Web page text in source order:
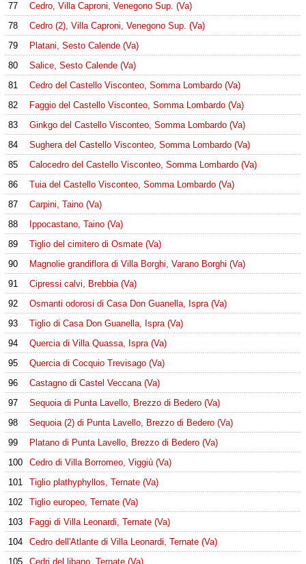
77
Cedro, Villa Caproni, Venegono Sup. (Va)
78
Cedro (2), Villa Caproni, Venegono Sup. (Va)
79
Platani, Sesto Calende (Va)
80
Salice, Sesto Calende (Va)
81
Cedro del Castello Visconteo, Somma Lombardo (Va)
82
Faggio del Castello Visconteo, Somma Lombardo (Va)
83
Ginkgo del Castello Visconteo, Somma Lombardo (Va)
84
Sughera del Castello Visconteo, Somma Lombardo (Va)
85
Calocedro del Castello Visconteo, Somma Lombardo (Va)
86
Tuia del Castello Visconteo, Somma Lombardo (Va)
87
Carpini, Taino (Va)
88
Ippocastano, Taino (Va)
89
Tiglio del cimitero di Osmate (Va)
90
Magnolie grandiflora di Villa Borghi, Varano Borghi (Va)
91
Cipressi calvi, Brebbia (Va)
92
Osmanti odorosi di Casa Don Guanella, Ispra (Va)
93
Tiglio di Casa Don Guanella, Ispra (Va)
94
Quercia di Villa Quassa, Ispra (Va)
95
Quercia di Cocquio Trevisago (Va)
96
Castagno di Castel Veccana (Va)
97
Sequoia di Punta Lavello, Brezzo di Bedero (Va)
98
Sequoia (2) di Punta Lavello, Brezzo di Bedero (Va)
99
Platano di Punta Lavello, Brezzo di Bedero (Va)
100
Cedro di Villa Borromeo, Viggiù (Va)
101
Tiglio plathyphyllos, Ternate (Va)
102
Tiglio europeo, Ternate (Va)
103
Faggi di Villa Leonardi, Ternate (Va)
104
Cedro dell'Atlante di Villa Leonardi, Ternate (Va)
105
Cedri del libano, Ternate (Va)